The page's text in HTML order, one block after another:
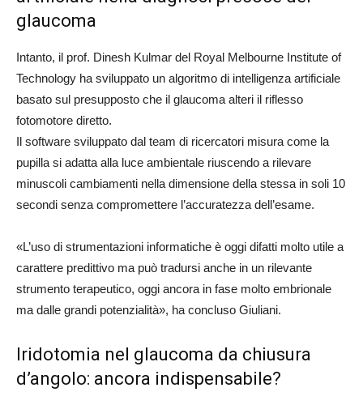
glaucoma
Intanto, il prof. Dinesh Kulmar del Royal Melbourne Institute of
Technology ha sviluppato un algoritmo di intelligenza artificiale
basato sul presupposto che il glaucoma alteri il riflesso
fotomotore diretto.
Il software sviluppato dal team di ricercatori misura come la
pupilla si adatta alla luce ambientale riuscendo a rilevare
minuscoli cambiamenti nella dimensione della stessa in soli 10
secondi senza compromettere l’accuratezza dell’esame.
«L’uso di strumentazioni informatiche è oggi difatti molto utile a
carattere predittivo ma può tradursi anche in un rilevante
strumento terapeutico, oggi ancora in fase molto embrionale
ma dalle grandi potenzialità», ha concluso Giuliani.
Iridotomia nel glaucoma da chiusura
d’angolo: ancora indispensabile?